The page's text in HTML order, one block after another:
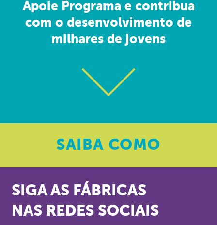
Apoie Programa e contribua
com o desenvolvimento de
milhares de jovens
SAIBA COMO
SIGA AS FÁBRICAS
NAS REDES SOCIAIS